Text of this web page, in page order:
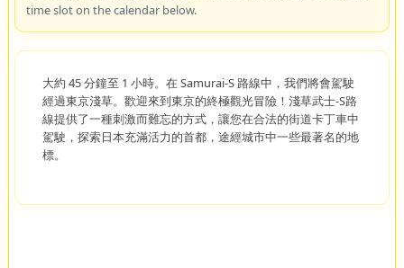
time slot on the calendar below.
大約 45 分鐘至 1 小時。在 Samurai-S 路線中，我們將會駕駛
經過東京淺草。歡迎來到東京的終極觀光冒險！淺草武士-S路
線提供了一種刺激而難忘的方式，讓您在合法的街道卡丁車中
駕駛，探索日本充滿活力的首都，途經城市中一些最著名的地
標。